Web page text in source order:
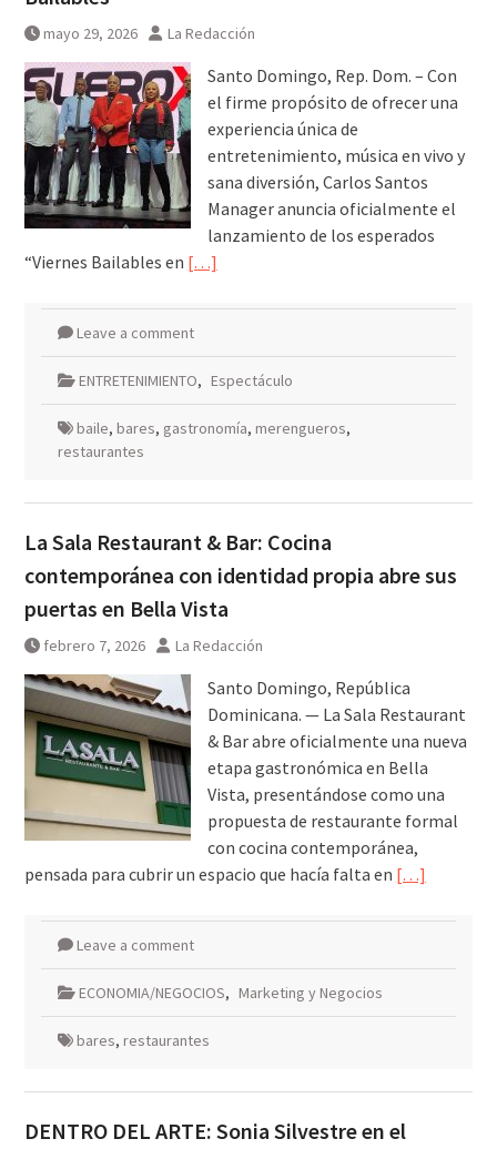
mayo 29, 2026 La Redacción
Santo Domingo, Rep. Dom. – Con
el firme propósito de ofrecer una
experiencia única de
entretenimiento, música en vivo y
sana diversión, Carlos Santos
Manager anuncia oficialmente el
lanzamiento de los esperados
“Viernes Bailables en […]
Leave a comment
ENTRETENIMIENTO, Espectáculo
baile, bares, gastronomía, merengueros,
restaurantes
La Sala Restaurant & Bar: Cocina
contemporánea con identidad propia abre sus
puertas en Bella Vista
febrero 7, 2026 La Redacción
Santo Domingo, República
Dominicana. — La Sala Restaurant
& Bar abre oficialmente una nueva
etapa gastronómica en Bella
Vista, presentándose como una
propuesta de restaurante formal
con cocina contemporánea,
pensada para cubrir un espacio que hacía falta en […]
Leave a comment
ECONOMIA/NEGOCIOS, Marketing y Negocios
bares, restaurantes
DENTRO DEL ARTE: Sonia Silvestre en el